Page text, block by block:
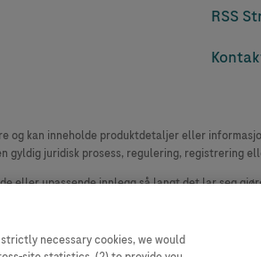
RSS
og kan inneholde produktdetaljer eller
gyldig juridisk prosess, regulering, registrering
upassende innlegg så langt det lar seg
plass til annonsører, og slikt innhold er
necessary cookies, we would